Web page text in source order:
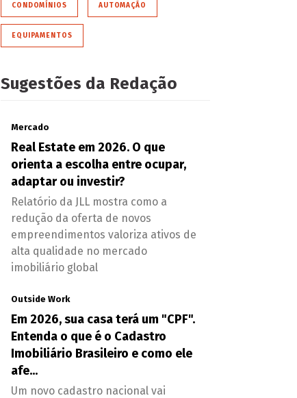
CONDOMÍNIOS AUTOMAÇÃO
EQUIPAMENTOS
Sugestões da Redação
Mercado
Real Estate em 2026. O que
orienta a escolha entre ocupar,
adaptar ou investir?
Relatório da JLL mostra como a
redução da oferta de novos
empreendimentos valoriza ativos de
alta qualidade no mercado
imobiliário global
Outside Work
Em 2026, sua casa terá um "CPF".
Entenda o que é o Cadastro
Imobiliário Brasileiro e como ele
afe...
Um novo cadastro nacional vai